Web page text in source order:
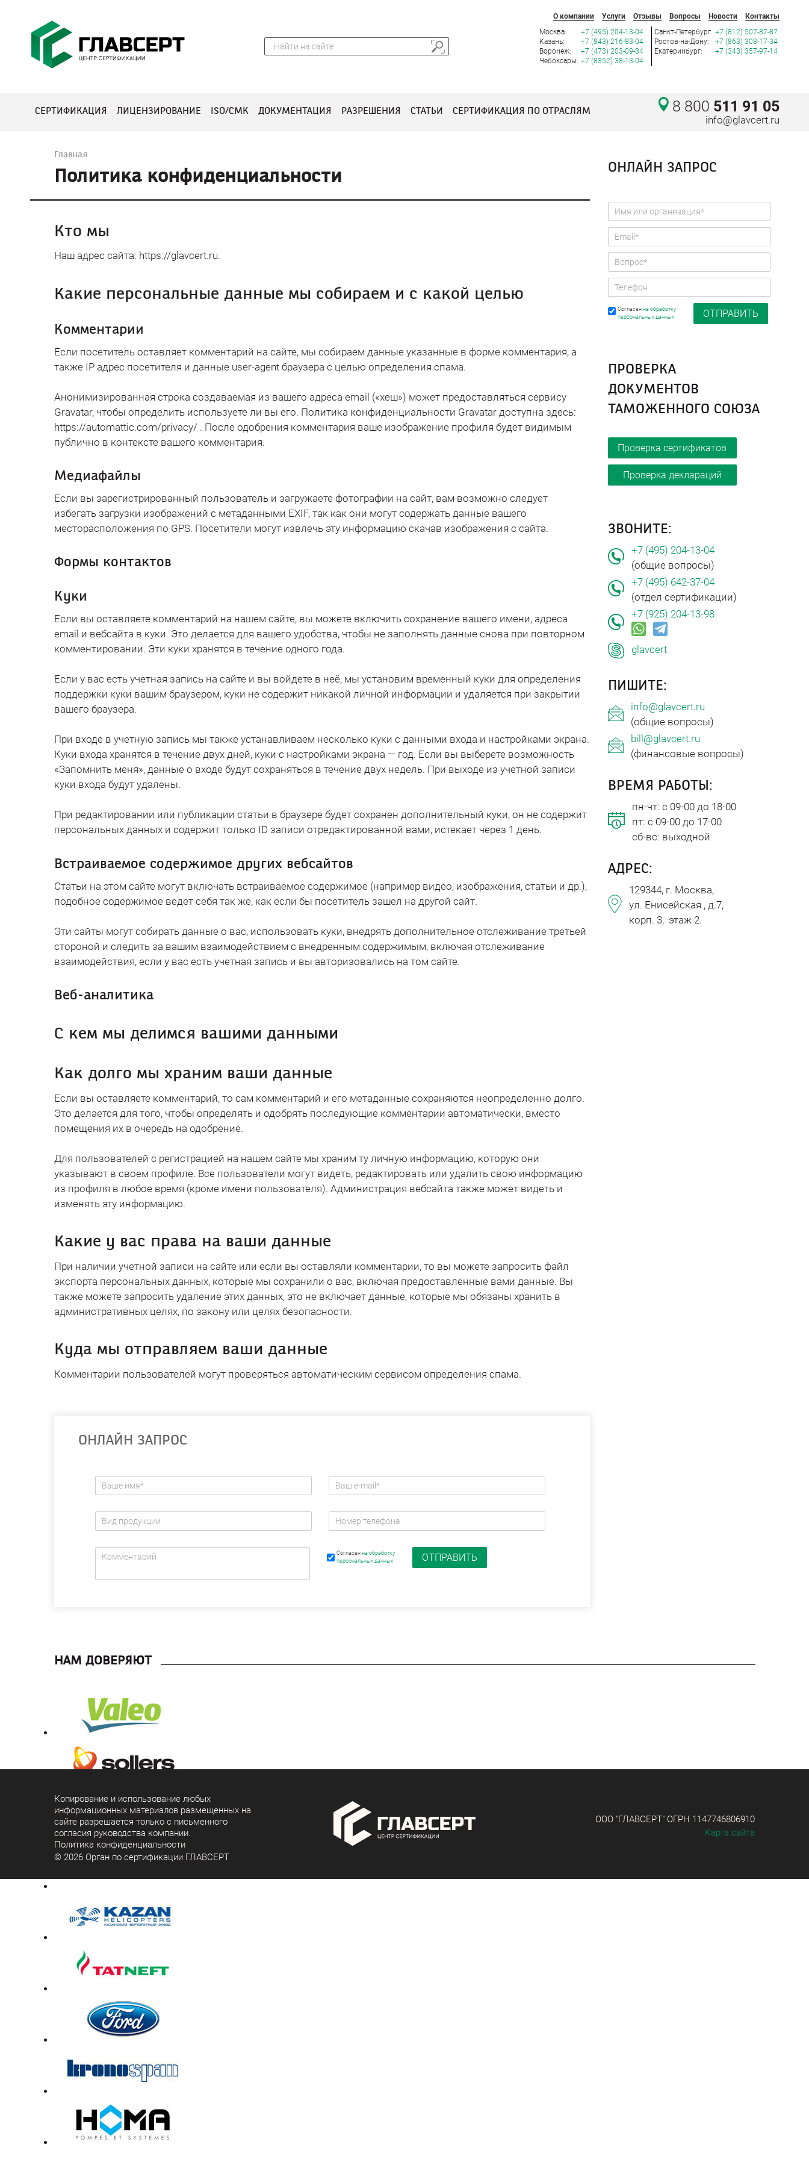
контенту
О компании Услуги Отзывы Вопросы Новости Контакты
о
к
Москва:
+7 (495) 204-13-04
Казань:
+7 (843) 216-83-04
Воронеж:
+7 (473) 203-09-34
Чебоксары: +7 (8352) 38-13-04
Санкт-Петербург: +7 (812) 507-87-87
Ростов-на-Дону:
+7 (863) 308-17-34
Екатеринбург:
+7 (343) 357-97-14
8 800 511 91 05
info@glavcert.ru
СЕРТИФИКАЦИЯ ЛИЦЕНЗИРОВАНИЕ ISO/СМК ДОКУМЕНТАЦИЯ РАЗРЕШЕНИЯ СТАТЬИ СЕРТИФИКАЦИЯ ПО ОТРАСЛЯМ
Главная
Политика конфиденциальности
Кто мы
Наш адрес сайта: https://glavcert.ru.
Какие персональные данные мы собираем и с какой целью
Комментарии
Если посетитель оставляет комментарий на сайте, мы собираем данные указанные в форме комментария, а
также IP адрес посетителя и данные user-agent браузера с целью определения спама.
Анонимизированная строка создаваемая из вашего адреса email («хеш») может предоставляться сервису
Gravatar, чтобы определить используете ли вы его. Политика конфиденциальности Gravatar доступна здесь:
https://automattic.com/privacy/ . После одобрения комментария ваше изображение профиля будет видимым
публично в контексте вашего комментария.
Медиафайлы
Если вы зарегистрированный пользователь и загружаете фотографии на сайт, вам возможно следует
избегать загрузки изображений с метаданными EXIF, так как они могут содержать данные вашего
месторасположения по GPS. Посетители могут извлечь эту информацию скачав изображения с сайта.
Формы контактов
Куки
Если вы оставляете комментарий на нашем сайте, вы можете включить сохранение вашего имени, адреса
email и вебсайта в куки. Это делается для вашего удобства, чтобы не заполнять данные снова при повторном
комментировании. Эти куки хранятся в течение одного года.
Если у вас есть учетная запись на сайте и вы войдете в неё, мы установим временный куки для определения
поддержки куки вашим браузером, куки не содержит никакой личной информации и удаляется при закрытии
вашего браузера.
При входе в учетную запись мы также устанавливаем несколько куки с данными входа и настройками экрана.
Куки входа хранятся в течение двух дней, куки с настройками экрана — год. Если вы выберете возможность
«Запомнить меня», данные о входе будут сохраняться в течение двух недель. При выходе из учетной записи
куки входа будут удалены.
При редактировании или публикации статьи в браузере будет сохранен дополнительный куки, он не содержит
персональных данных и содержит только ID записи отредактированной вами, истекает через 1 день.
Встраиваемое содержимое других вебсайтов
Статьи на этом сайте могут включать встраиваемое содержимое (например видео, изображения, статьи и др.),
подобное содержимое ведет себя так же, как если бы посетитель зашел на другой сайт.
Эти сайты могут собирать данные о вас, использовать куки, внедрять дополнительное отслеживание третьей
стороной и следить за вашим взаимодействием с внедренным содержимым, включая отслеживание
взаимодействия, если у вас есть учетная запись и вы авторизовались на том сайте.
Веб-аналитика
С кем мы делимся вашими данными
Как долго мы храним ваши данные
Если вы оставляете комментарий, то сам комментарий и его метаданные сохраняются неопределенно долго.
Это делается для того, чтобы определять и одобрять последующие комментарии автоматически, вместо
помещения их в очередь на одобрение.
Для пользователей с регистрацией на нашем сайте мы храним ту личную информацию, которую они
указывают в своем профиле. Все пользователи могут видеть, редактировать или удалить свою информацию
из профиля в любое время (кроме имени пользователя). Администрация вебсайта также может видеть и
изменять эту информацию.
Какие у вас права на ваши данные
При наличии учетной записи на сайте или если вы оставляли комментарии, то вы можете запросить файл
экспорта персональных данных, которые мы сохранили о вас, включая предоставленные вами данные. Вы
также можете запросить удаление этих данных, это не включает данные, которые мы обязаны хранить в
административных целях, по закону или целях безопасности.
Куда мы отправляем ваши данные
Комментарии пользователей могут проверяться автоматическим сервисом определения спама.
ОНЛАЙН ЗАПРОС
Согласен на обработку
персональных данных
ОНЛАЙН ЗАПРОС
Согласен на обработку
персональных данных
ПРОВЕРКА
ДОКУМЕНТОВ
ТАМОЖЕННОГО СОЮЗА
Проверка сертификатов
Проверка деклараций
ЗВОНИТЕ:
+7 (495) 204-13-04
(общие вопросы)
+7 (495) 642-37-04
(отдел сертификации)
+7 (925) 204-13-98
glavcert
ПИШИТЕ:
info@glavcert.ru
(общие вопросы)
bill@glavcert.ru
(финансовые вопросы)
ВРЕМЯ РАБОТЫ:
пн-чт: с 09-00 до 18-00
пт: с 09-00 до 17-00
сб-вс: выходной
АДРЕС:
129344, г. Москва,
ул. Енисейская , д.7,
корп. 3, этаж 2.
НАМ ДОВЕРЯЮТ
Копирование и использование любых
информационных материалов размещенных на
сайте разрешается только с письменного
согласия руководства компании.
Политика конфиденциальности
© 2026 Орган по сертификации ГЛАВСЕРТ
ООО "ГЛАВСЕРТ" ОГРН 1147746806910
Карта сайта